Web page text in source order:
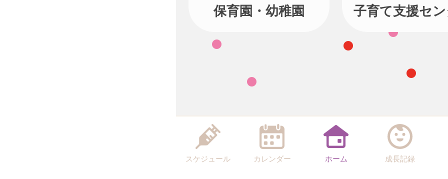
保育園・幼稚園 子育て支援セ
スケジュール カレンダー ホーム 成長記録